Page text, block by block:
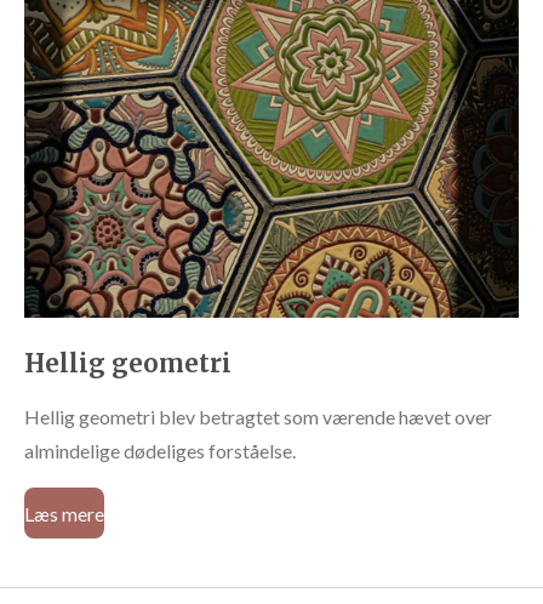
Hellig geometri
Hellig geometri blev betragtet som værende hævet over
almindelige dødeliges forståelse.
Læs mere